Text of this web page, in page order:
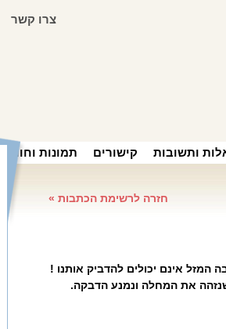
צרו קשר
ותשובות קישורים תמונות וחוויות
חזרה לרשימת הכתבות »
המזל אינם יכולים להדביק אותנו !
שנזהה את המחלה ונמנע הדבקה.